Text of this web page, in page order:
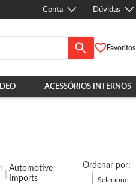
Conta Dúvidas
Favoritos
ACESSÓRIOS INTERNOS
Automotive
Imports
Ordenar por:
Selecione